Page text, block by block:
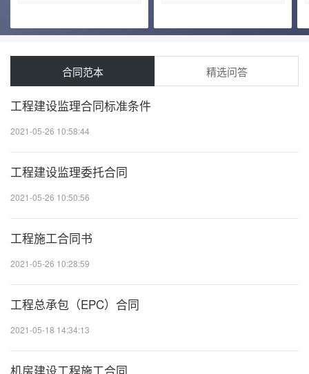
合同范本 精选问答
工程建设监理合同标准条件
2021-05-26 10:58:44
工程建设监理委托合同
2021-05-26 10:50:56
工程施工合同书
2021-05-26 10:28:59
工程总承包（EPC）合同
2021-05-18 14:34:13
机房建设工程施工合同